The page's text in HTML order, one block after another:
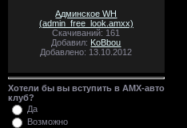
Админское WH
(admin_free_look.amxx)
Скачиваний: 161
Добавил: KoBbou
Добавлено: 13.10.2012
Хотели бы вы вступить в AMX-авто
клуб?
Да
Возможно